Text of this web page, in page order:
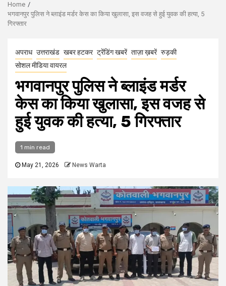
Home
भगवानपुर पुलिस ने ब्लाइंड मर्डर केस का किया खुलासा, इस वजह से हुई युवक की हत्या, 5
गिरफ्तार
अपराध उत्तराखंड खबर हटकर ट्रेंडिंग खबरें ताज़ा ख़बरें रुड़की
सोशल मीडिया वायरल
भगवानपुर पुलिस ने ब्लाइंड मर्डर
केस का किया खुलासा, इस वजह से
हुई युवक की हत्या, 5 गिरफ्तार
1 min read
May 21, 2026 News Warta